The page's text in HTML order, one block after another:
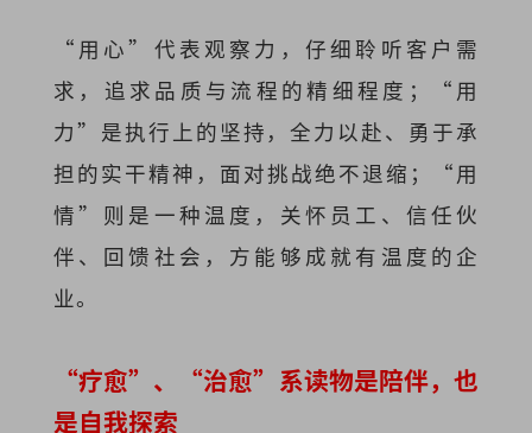
“用心”代表观察力，仔细聆听客户需
求，追求品质与流程的精细程度；“用
力”是执行上的坚持，全力以赴、勇于承
担的实干精神，面对挑战绝不退缩；“用
情”则是一种温度，关怀员工、信任伙
伴、回馈社会，方能够成就有温度的企
业。
“疗愈”、“治愈”系读物是陪伴，也
是自我探索